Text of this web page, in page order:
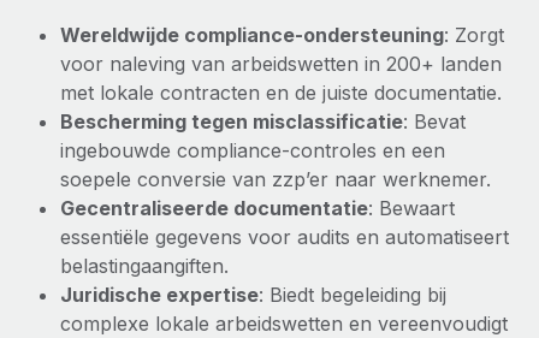
Plaats werknemers moeiteloos over
Secundaire arbeidsvoorwaarden
Eenvoudig secundaire arbeidsvoorwaarden
beheren
Naar de blog
BLOG
Productupdates van Remote: Gusto- en Xero-
integraties en Contractor Management Plus
te helpen bij het aannemen, beheren en...
Meer informatie
Wereldwijde compliance-ondersteuning: Zorgt
voor naleving van arbeidswetten in 200+ landen
met lokale contracten en de juiste documentatie.
Bescherming tegen misclassificatie: Bevat
ingebouwde compliance-controles en een
soepele conversie van zzp’er naar werknemer.
Gecentraliseerde documentatie: Bewaart
essentiële gegevens voor audits en automatiseert
belastingaangiften.
Juridische expertise: Biedt begeleiding bij
complexe lokale arbeidswetten en vereenvoudigt